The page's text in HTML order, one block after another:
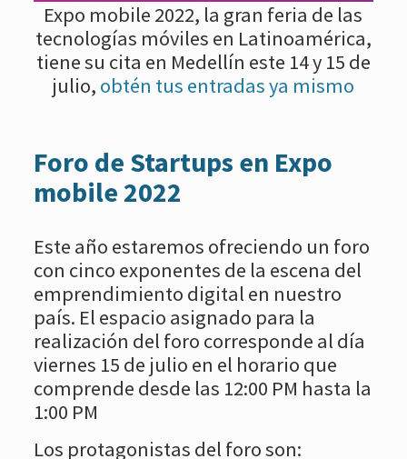
Expo mobile 2022, la gran feria de las
tecnologías móviles en Latinoamérica,
tiene su cita en Medellín este 14 y 15 de
julio, obtén tus entradas ya mismo
Foro de Startups en Expo
mobile 2022
Este año estaremos ofreciendo un foro
con cinco exponentes de la escena del
emprendimiento digital en nuestro
país. El espacio asignado para la
realización del foro corresponde al día
viernes 15 de julio en el horario que
comprende desde las 12:00 PM hasta la
1:00 PM
Los protagonistas del foro son: